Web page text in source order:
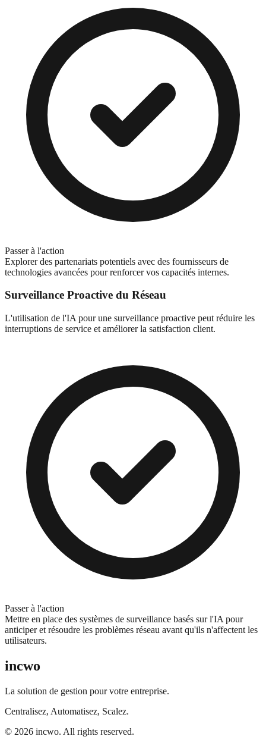
Passer à l'action
Explorer des partenariats potentiels avec des fournisseurs de
technologies avancées pour renforcer vos capacités internes.
Surveillance Proactive du Réseau
L'utilisation de l'IA pour une surveillance proactive peut réduire les
interruptions de service et améliorer la satisfaction client.
Passer à l'action
Mettre en place des systèmes de surveillance basés sur l'IA pour
anticiper et résoudre les problèmes réseau avant qu'ils n'affectent les
utilisateurs.
incwo
La solution de gestion pour votre entreprise.
Centralisez, Automatisez, Scalez.
© 2026 incwo. All rights reserved.